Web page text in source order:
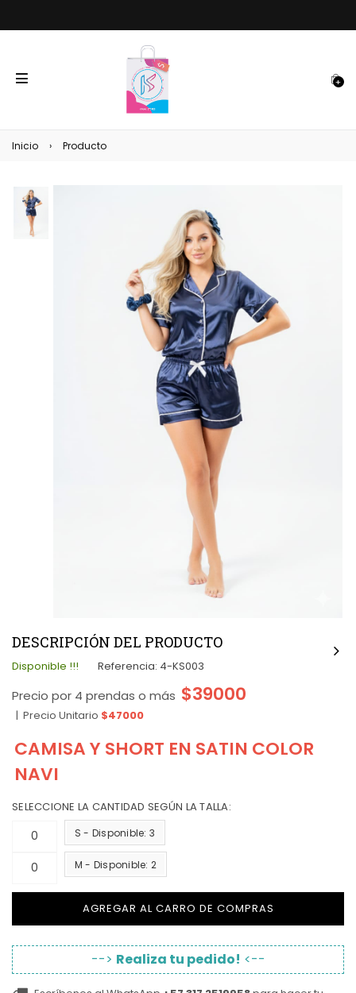
+
Inicio › Producto
DESCRIPCIÓN DEL PRODUCTO
Disponible !!! Referencia: 4-KS003
Precio por 4 prendas o más $39000
| Precio Unitario $47000
CAMISA Y SHORT EN SATIN COLOR
NAVI
SELECCIONE LA CANTIDAD SEGÚN LA TALLA:
S - Disponible: 3
M - Disponible: 2
AGREGAR AL CARRO DE COMPRAS
--> Realiza tu pedido! <--